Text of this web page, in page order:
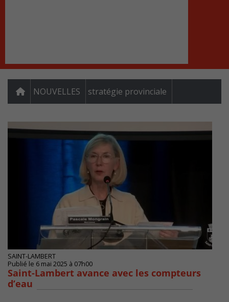
NOUVELLES stratégie provinciale
SAINT-LAMBERT
Publié le 6 mai 2025 à 07h00
Saint-Lambert avance avec les compteurs
d’eau